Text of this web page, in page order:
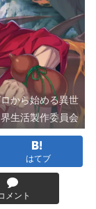
から始める異世
界生活製作委員会
はてブ
メント